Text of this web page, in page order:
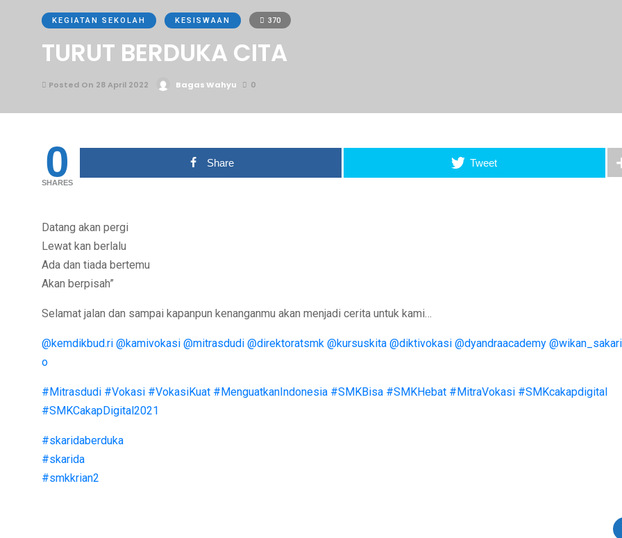
KEGIATAN SEKOLAH KESISWAAN 370
TURUT BERDUKA CITA
Posted On 28 April 2022 Bagas Wahyu 0
0
SHARES
Share Tweet
Datang akan pergi
Lewat kan berlalu
Ada dan tiada bertemu
Akan berpisah”
Selamat jalan dan sampai kapanpun kenanganmu akan menjadi cerita untuk kami…
@kemdikbud.ri @kamivokasi @mitrasdudi @direktoratsmk @kursuskita @diktivokasi @dyandraacademy
o
#Mitrasdudi #Vokasi #VokasiKuat #MenguatkanIndonesia #SMKBisa #SMKHebat #MitraVokasi #SMKcakapdigital
#SMKCakapDigital2021
#skaridaberduka
#skarida
#smkkrian2